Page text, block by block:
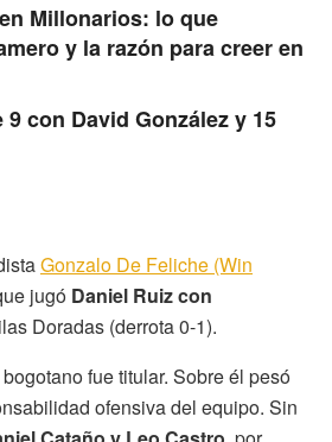
Millonarios: lo que
y la razón para creer en
con David González y 15
Gonzalo De Feliche (Win
jugó Daniel Ruiz con
Doradas (derrota 0-1).
fue titular. Sobre él pesó
ofensiva del equipo. Sin